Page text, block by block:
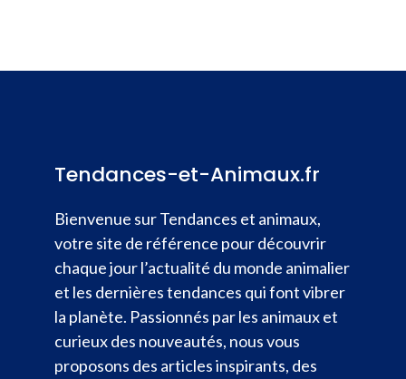
Tendances-et-Animaux.fr
Bienvenue sur Tendances et animaux,
votre site de référence pour découvrir
chaque jour l’actualité du monde animalier
et les dernières tendances qui font vibrer
la planète. Passionnés par les animaux et
curieux des nouveautés, nous vous
proposons des articles inspirants, des